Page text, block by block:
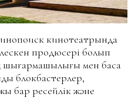
кинотеатрында
продюсері болып
шығармашылығы мен басқа
блокбастерлер,
бар ресейлік және